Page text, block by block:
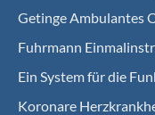
Getinge Ambulantes
Fuhrmann
Ein System für die
Koro­nare